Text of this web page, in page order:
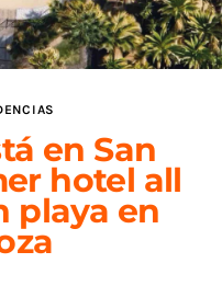
en San
hotel all
playa en